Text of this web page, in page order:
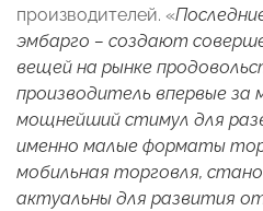
производителей. «
эмбарго – создают
вещей на рынке
производитель впервые за
мощнейший стимул для
именно малые форматы
мобильная торговля,
актуальны для развития